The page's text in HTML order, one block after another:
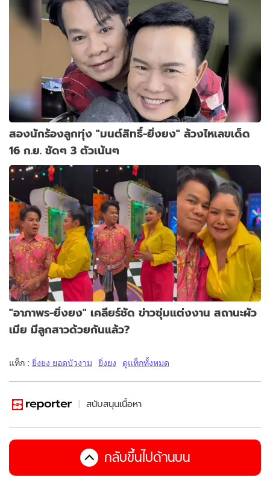
สองนักร้องลูกทุ่ง "มนต์สิทธิ์-ยิ่งยง" ล้วงไหเลขเด็ด
16 ก.ย. ชัดๆ 3 ตัวเน้นๆ
"อาภาพร-ยิ่งยง" เคลียร์ชัด ข่าวซุ่มแต่งงาน สถานะผัว
เมีย มีลูกสาวด้วยกันแล้ว?
แท็ก : ยิ่งยง ยอดบัวงาม ยิ่งยง ดูแท็กทั้งหมด
สนับสนุนเนื้อหา
กลับขึ้นไปด้านบน